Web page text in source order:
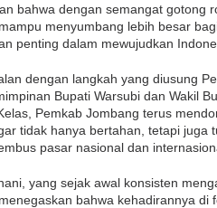
bahwa dengan semangat gotong
menyumbang lebih besar
penting dalam mewujudkan
dengan langkah yang diusung
Bupati Warsubi dan Wakil
Pemkab Jombang terus
tidak hanya bertahan, tetapi juga
pasar nasional dan
yang sejak awal konsisten
bahwa kehadirannya di